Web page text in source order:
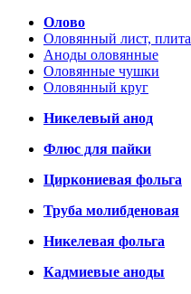
Олово
Оловянный лист, плита
Аноды оловянные
Оловянные чушки
Оловянный круг
Никелевый анод
Флюс для пайки
Циркониевая фольга
Труба молибденовая
Никелевая фольга
Кадмиевые аноды